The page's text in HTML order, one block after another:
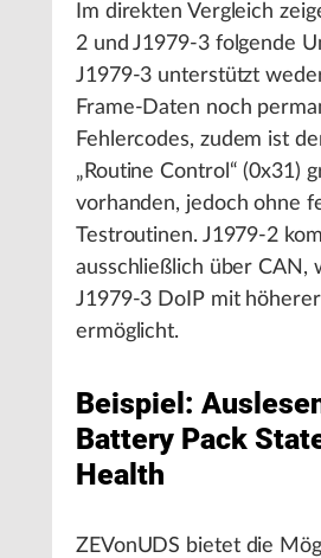
Im direkten Vergleich
2 und J1979-3 folgende
J1979-3 unterstützt
Frame-Daten noch
Fehlercodes, zudem ist
„Routine Control“ (0x31)
vorhanden, jedoch ohne
Testroutinen. J1979-2
ausschließlich über CAN,
J1979-3 DoIP mit
ermöglicht.
Beispiel:
Battery Pack
Health
ZEVonUDS bietet die